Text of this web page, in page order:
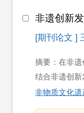
非遗创新
[期刊论文 ]
摘要：在非
结合非遗创
非物质文化遗